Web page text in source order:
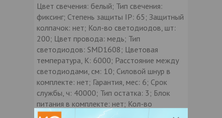
Цвет свечения: белый; Тип свечения:
фиксинг; Степень защиты IP: 65; Защитный
колпачок: нет; Кол-во светодиодов, шт:
200; Цвет провода: медь; Тип
светодиодов: SMD1608; Цветовая
температура, К: 6000; Расстояние между
светодиодами, см: 10; Силовой шнур в
комплекте: нет; Гарантия, мес: 6; Срок
службы, ч: 40000; Тип остатка: 3; Блок
питания в комплекте: нет; Кол-во
соединений в линию, шт: нет; Напряжение,